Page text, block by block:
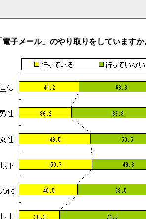
電子メール」のやり取りをしていますか